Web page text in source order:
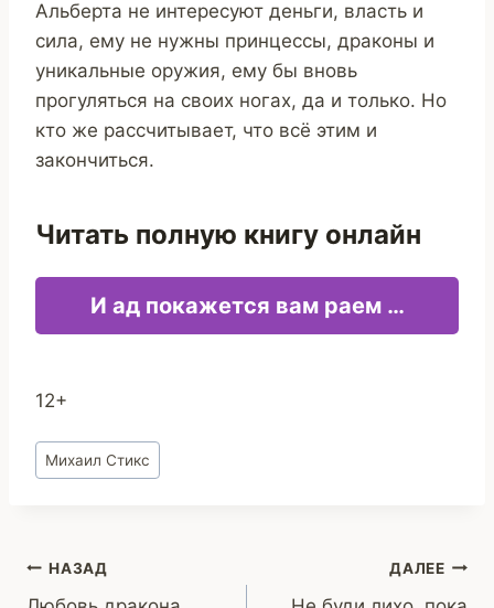
Альберта не интересуют деньги, власть и
сила, ему не нужны принцессы, драконы и
уникальные оружия, ему бы вновь
прогуляться на своих ногах, да и только. Но
кто же рассчитывает, что всё этим и
закончиться.
Читать полную книгу онлайн
И ад покажется вам раем …
12+
Метки
записи:
Михаил Стикс
Навигация
НАЗАД ДАЛЕЕ